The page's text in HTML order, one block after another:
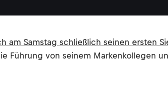
am Samstag schließlich seinen ersten
von seinem Markenkollegen